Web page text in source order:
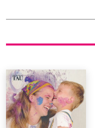
Naujienos
Bibliotekoms
D.U.K.